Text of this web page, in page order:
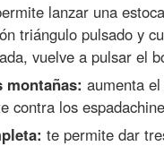
lanzar una
triángulo pulsado y
vuelve a pulsar el
montañas: aumenta
contra los
te permite dar